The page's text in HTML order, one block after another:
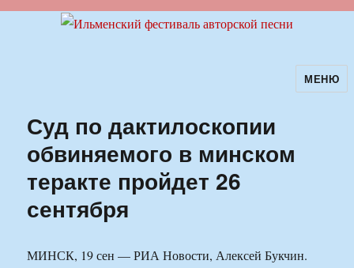
Ильменский фестиваль авторскойМЕНЮ
Суд по дактилоскопии
обвиняемого в минском
теракте пройдет 26
сентября
МИНСК, 19 сен — РИА Новости, Алексей Букчин.